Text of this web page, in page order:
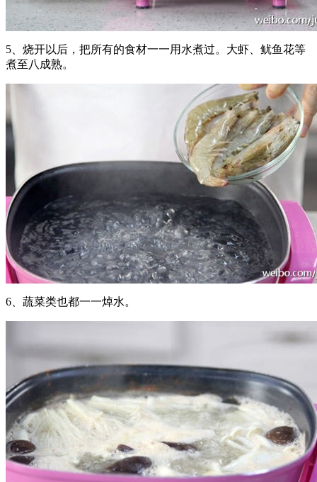
5、烧开以后，把所有的食材一一用水煮过。大虾、鱿鱼花等
煮至八成熟。
6、蔬菜类也都一一焯水。